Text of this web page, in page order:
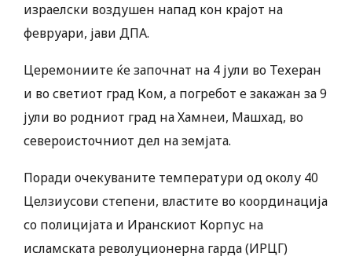
израелски воздушен напад кон крајот на
февруари, јави ДПА.
Церемониите ќе започнат на 4 јули во Техеран
и во светиот град Ком, а погребот е закажан за 9
јули во родниот град на Хамнеи, Машхад, во
североисточниот дел на земјата.
Поради очекуваните температури од околу 40
Целзиусови степени, властите во координација
со полицијата и Иранскиот Корпус на
исламската револуционерна гарда (ИРЦГ)